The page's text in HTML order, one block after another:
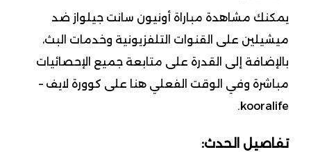
يمكنك مشاهدة مباراة أونيون سانت جيلواز ضد
ميشيلين على القنوات التلفزيونية وخدمات البث،
بالإضافة إلى القدرة على متابعة جميع الإحصائيات
مباشرة وفي الوقت الفعلي هنا على كوورة لايف –
kooralife.
تفاصيل الحدث: